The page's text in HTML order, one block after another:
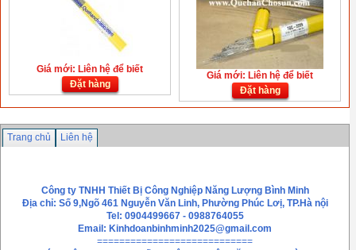
Giá mới: Liên hệ để biết
Đặt hàng
Giá mới: Liên hệ để biết
Đặt hàng
Trang chủ Liên hệ
Công ty TNHH Thiết Bị Công Nghiệp Năng Lượng Bình Minh
Địa chỉ: Số 9,Ngõ 461 Nguyễn Văn Linh, Phường Phúc Lơị, TP.Hà nội
Tel: 0904499667 - 0988764055
Email: Kinhdoanbinhminh2025@gmail.com
============================